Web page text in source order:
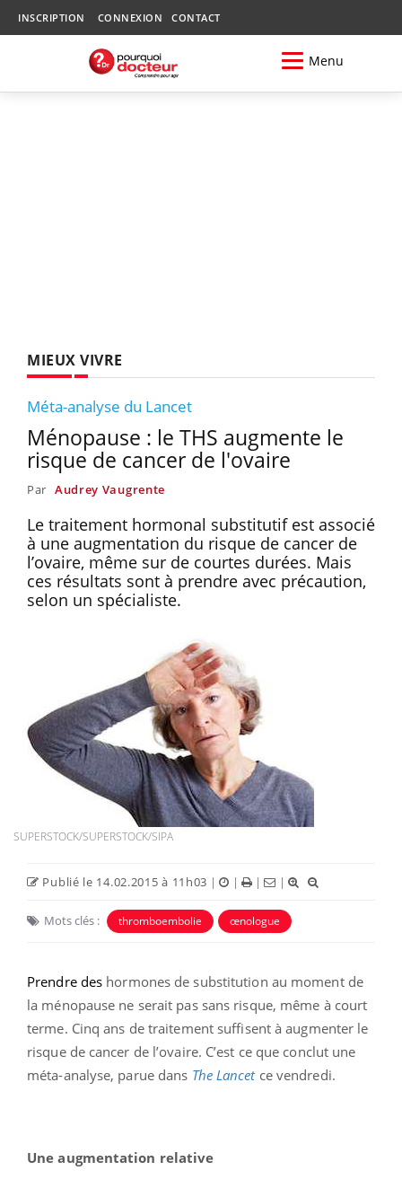
INSCRIPTION CONNEXION CONTACT
Menu
MIEUX VIVRE
Méta-analyse du Lancet
Ménopause : le THS augmente le
risque de cancer de l'ovaire
Par Audrey Vaugrente
Le traitement hormonal substitutif est associé
à une augmentation du risque de cancer de
l’ovaire, même sur de courtes durées. Mais
ces résultats sont à prendre avec précaution,
selon un spécialiste.
SUPERSTOCK/SUPERSTOCK/SIPA
Publié le 14.02.2015 à 11h03 | | | |
Mots clés : thromboembolie œnologue
Prendre des hormones de substitution au moment de
la ménopause ne serait pas sans risque, même à court
terme. Cinq ans de traitement suffisent à augmenter le
risque de cancer de l’ovaire. C’est ce que conclut une
méta-analyse, parue dans The Lancetce vendredi.
Une augmentation relative